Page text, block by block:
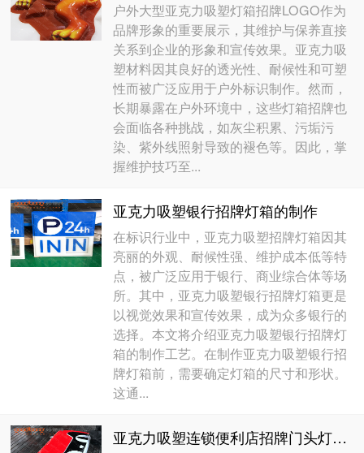
户外大型亚克力吸塑灯箱招牌LOGO作为
品牌形象的重要展示，其维护与保养直接
关系到企业的形象和宣传效果。亚克力吸
塑材料因其良好的透光性、耐候性和可塑
性而被广泛应用于户外标识制作。然而，
长期暴露在户外环境中，这些灯箱招牌也
会面临各种挑战，如灰尘积累、污垢污
染、紫外线照射导致的褪色等。因此，掌
握维护技巧至...
亚克力吸塑银行招牌灯箱的制作
在标识行业中，亚克力吸塑招牌灯箱因其
亮丽的外观、耐候性强、维护成本低等特
点，被广泛应用于银行、商业综合体等场
所。其中，亚克力吸塑银行招牌灯箱更是
以视觉效果和宣传效果，成为众多银行的
选择。本文将介绍亚克力吸塑银行招牌灯
箱的制作工艺。在制作亚克力吸塑银行招
牌灯箱前，需要确定灯箱的尺寸和形状。
这通...
亚克力吸塑连锁便利店招牌门头灯箱的制作方法